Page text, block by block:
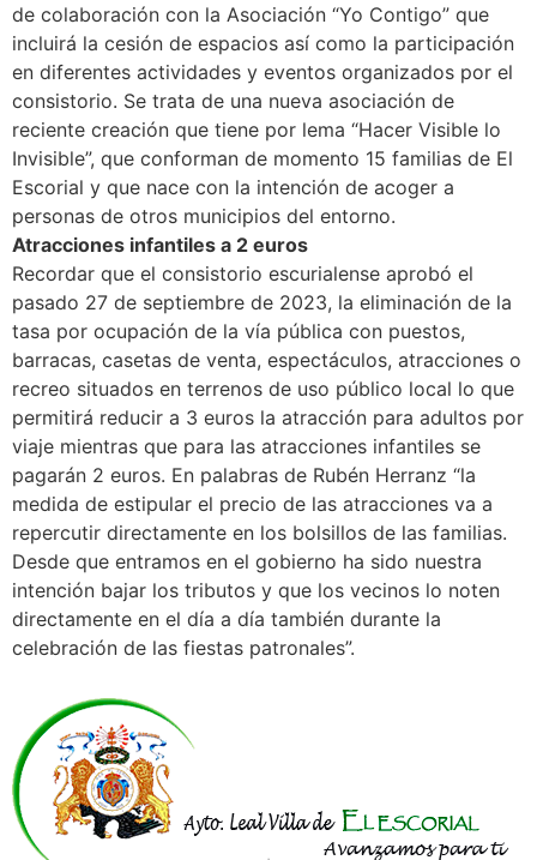
de colaboración con la Asociación “Yo Contigo” que
incluirá la cesión de espacios así como la participación
en diferentes actividades y eventos organizados por el
consistorio. Se trata de una nueva asociación de
reciente creación que tiene por lema “Hacer Visible lo
Invisible”, que conforman de momento 15 familias de El
Escorial y que nace con la intención de acoger a
personas de otros municipios del entorno.
Atracciones infantiles a 2 euros
Recordar que el consistorio escurialense aprobó el
pasado 27 de septiembre de 2023, la eliminación de la
tasa por ocupación de la vía pública con puestos,
barracas, casetas de venta, espectáculos, atracciones o
recreo situados en terrenos de uso público local lo que
permitirá reducir a 3 euros la atracción para adultos por
viaje mientras que para las atracciones infantiles se
pagarán 2 euros. En palabras de Rubén Herranz “la
medida de estipular el precio de las atracciones va a
repercutir directamente en los bolsillos de las familias.
Desde que entramos en el gobierno ha sido nuestra
intención bajar los tributos y que los vecinos lo noten
directamente en el día a día también durante la
celebración de las fiestas patronales”.